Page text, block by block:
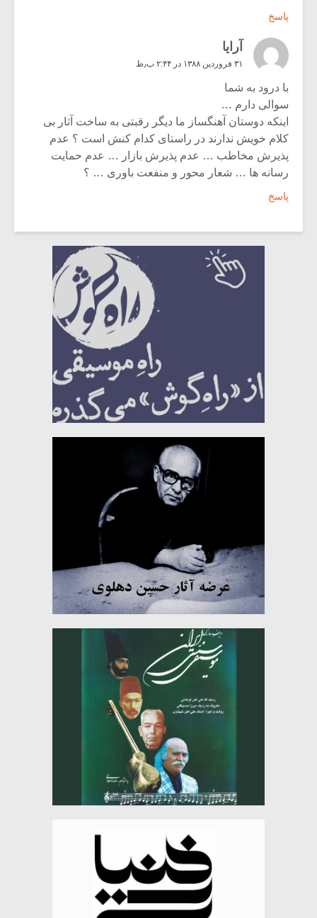
پاسخ
آرایا
۳۱ فروردین ۱۳۸۸ در ۲:۴۴ ب٫ظ
با درود به شما
سوالی دارم …
اینکه دوستان آهنگساز ما دیگر رقبتی به ساخت آثار بی
کلام خویش ندارند در راستای کدام کنش است ؟ عدم
پذیرش مخاطب … عدم پذیرش بازار … عدم حمایت
رسانه ها … شعار محور و منفعت باوری … ؟
پاسخ